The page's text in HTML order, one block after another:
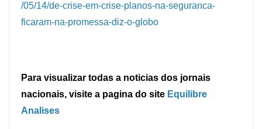
/05/14/de-crise-em-crise-planos-na-seguranca-
ficaram-na-promessa-diz-o-globo
Para visualizar todas a noticias dos jornais
nacionais, visite a pagina do site Equilibre
Analises